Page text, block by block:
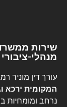
שירות
מנהלי-ציבורי
עורך דין מוניר
המקומית ירכא
נרחב ומומחיות